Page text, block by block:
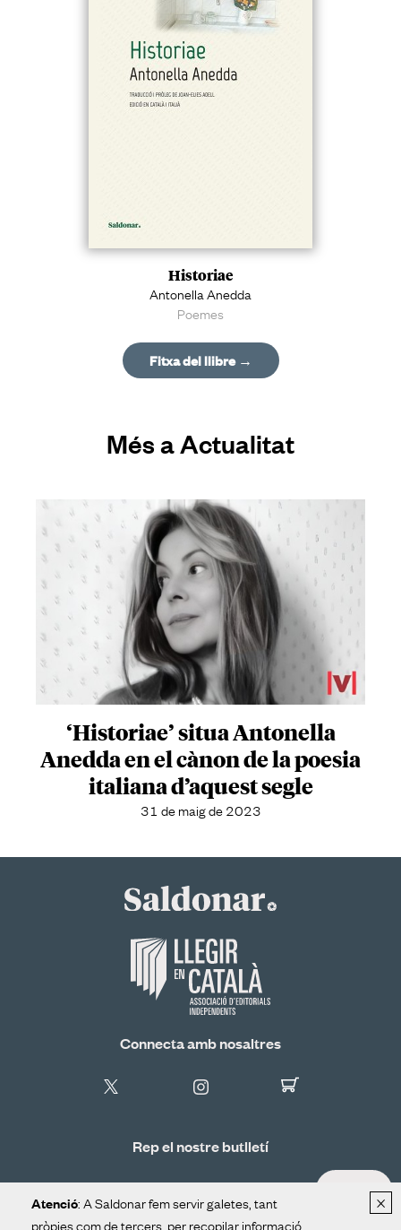
Historiae
Antonella Anedda
Poemes
Fitxa del llibre →
Més a Actualitat
‘Historiae’ situa Antonella
Anedda en el cànon de la poesia
italiana d’aquest segle
31 de maig de 2023
Connecta amb nosaltres
Rep el nostre butlletí
×
Atenció: A Saldonar fem servir galetes, tant
pròpies com de tercers, per recopilar informació